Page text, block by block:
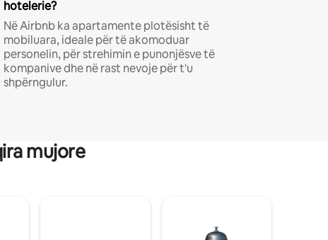
hotelerie?
Në Airbnb ka apartamente plotësisht të
mobiluara, ideale për të akomoduar
personelin, për strehimin e punonjësve të
kompanive dhe në rast nevoje për t'u
shpërngulur.
mujore